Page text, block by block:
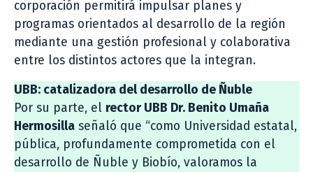
corporación permitirá impulsar planes y
programas orientados al desarrollo de la región
mediante una gestión profesional y colaborativa
entre los distintos actores que la integran.
UBB: catalizadora del desarrollo de Ñuble
Por su parte, el rector UBB Dr. Benito Umaña
Hermosilla señaló que “como Universidad estatal,
pública, profundamente comprometida con el
desarrollo de Ñuble y Biobío, valoramos la